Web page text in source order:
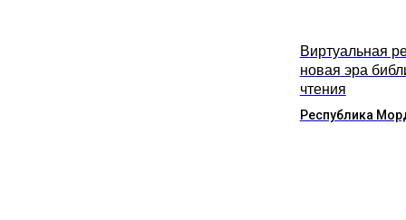
Виртуальная
новая эра
чтения
Республика